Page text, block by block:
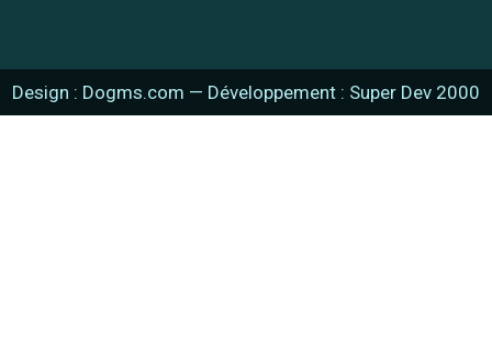
Design : Dogms.com — Développement : Super Dev 2000